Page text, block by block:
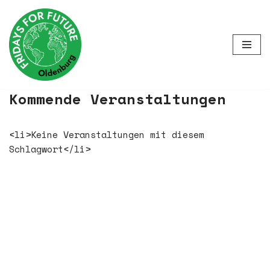
Zum
Inhalt
springen
Kommende Veranstaltungen
<li>Keine Veranstaltungen mit diesem
Schlagwort</li>